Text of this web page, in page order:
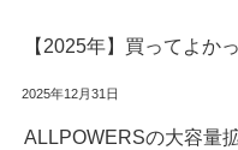
【2025年】買ってよか
2025年12月31日
ALLPOWERSの大容量